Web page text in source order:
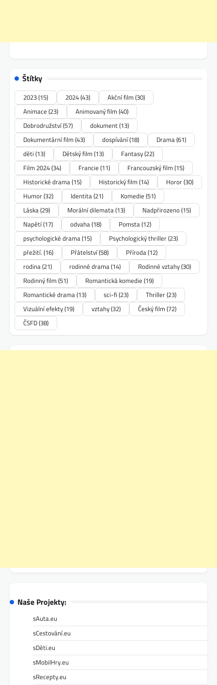
Štítky
2023(15) 2024(43) Akční film (30)
Animace (23) Animovaný film (40)
Dobrodružství(57) dokument(13)
Dokumentární film (43) dospívání(18) Drama(61)
děti (13) Dětský film (13) Fantasy(22)
Film 2024(34) Francie (11) Francouzský film (15)
Historické drama(15) Historický film (14) Horor(30)
Humor(32) Identita(21) Komedie (51)
Láska(29) Morální dilemata(13) Nadpřirozeno(15)
Napětí(17) odvaha(18) Pomsta(12)
psychologické drama(15) Psychologický thriller(23)
přežití. (16) Přátelství(58) Příroda(12)
rodina(21) rodinné drama(14) Rodinné vztahy(30)
Rodinný film (51) Romantická komedie (19)
Romantické drama(13) sci-fi (23) Thriller(23)
Vizuální efekty(19) vztahy(32) Český film (72)
ČSFD(38)
Naše Projekty:
sAuta.eu
sCestování.eu
sDěti.eu
sMobilHry.eu
sRecepty.eu